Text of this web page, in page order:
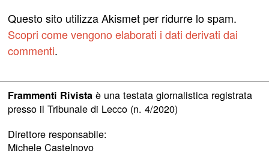
Questo sito utilizza Akismet per ridurre lo spam.
Scopri come vengono elaborati i dati derivati dai
commenti.
Frammenti Rivistaè una testata giornalistica registrata
presso il Tribunale di Lecco (n. 4/2020)
Direttore responsabile:
Michele Castelnovo